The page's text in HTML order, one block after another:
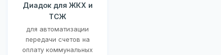
Диадок для ЖКХ и
ТСЖ
для автоматизации
передачи счетов на
оплату коммунальных